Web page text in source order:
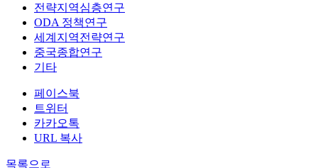
전략지역심층연구
ODA 정책연구
세계지역전략연구
중국종합연구
기타
페이스북
트위터
카카오톡
URL 복사
목록으로